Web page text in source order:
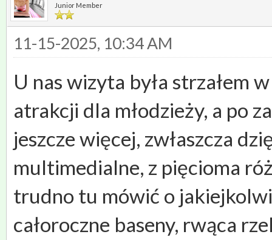
Junior Member
11-15-2025, 10:34 AM
U nas wizyta była strzałem
atrakcji dla młodzieży, a po
jeszcze więcej, zwłaszcza
multimedialne, z pięcioma
trudno tu mówić o
całoroczne baseny, rwąca